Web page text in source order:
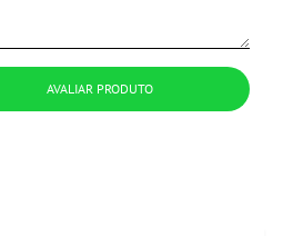
AVALIAR PRODUTO